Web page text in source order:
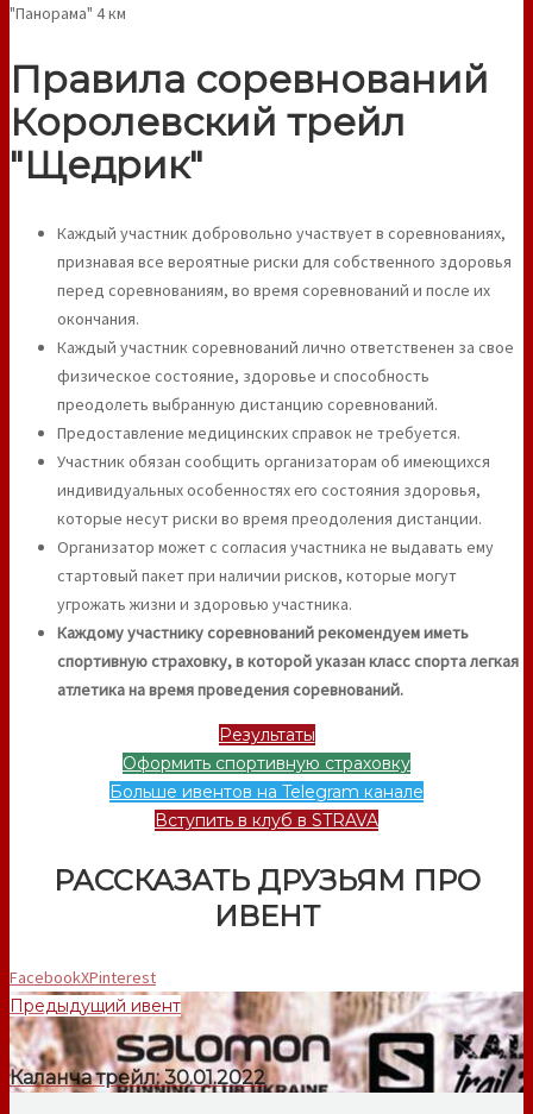
"Панорама" 4 км
Правила соревнований
Королевский трейл
"Щедрик"
Каждый участник добровольно участвует в соревнованиях,
признавая все вероятные риски для собственного здоровья
перед соревнованиям, во время соревнований и после их
окончания.
Каждый участник соревнований лично ответственен за свое
физическое состояние, здоровье и способность
преодолеть выбранную дистанцию соревнований.
Предоставление медицинских справок не требуется.
Участник обязан сообщить организаторам об имеющихся
индивидуальных особенностях его состояния здоровья,
которые несут риски во время преодоления дистанции.
Организатор может с согласия участника не выдавать ему
стартовый пакет при наличии рисков, которые могут
угрожать жизни и здоровью участника.
Каждому участнику соревнований рекомендуем иметь
спортивную страховку, в которой указан класс спорта легкая
атлетика на время проведения соревнований.
Результаты
Оформить спортивную страховку
Больше ивентов на Telegram канале
Вступить в клуб в STRAVA
РАССКАЗАТЬ ДРУЗЬЯМ ПРО
ИВЕНТ
FacebookXPinterest
Предыдущий ивент
Каланча трейл: 30.01.2022